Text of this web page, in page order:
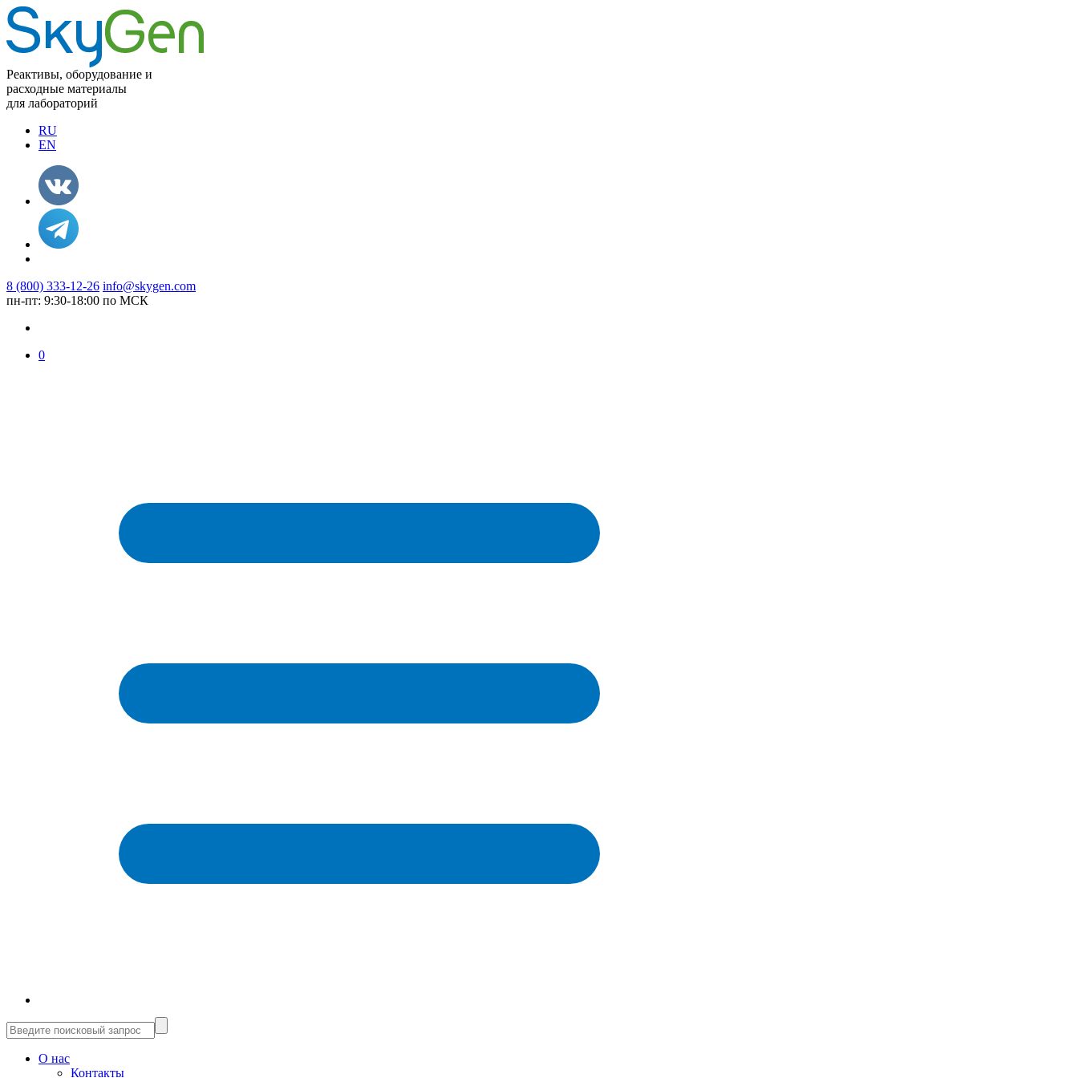
Реактивы, оборудование и
расходные материалы
для лабораторий
RU
EN
8 (800) 333-12-26 info@skygen.com
пн-пт: 9:30-18:00 по МСК
0
О нас
Контакты